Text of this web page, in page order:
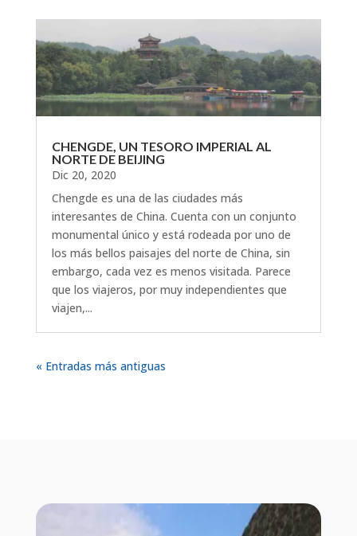
CHENGDE, UN TESORO IMPERIAL AL
NORTE DE BEIJING
Dic 20, 2020
Chengde es una de las ciudades más
interesantes de China. Cuenta con un conjunto
monumental único y está rodeada por uno de
los más bellos paisajes del norte de China, sin
embargo, cada vez es menos visitada. Parece
que los viajeros, por muy independientes que
viajen,...
« Entradas más antiguas